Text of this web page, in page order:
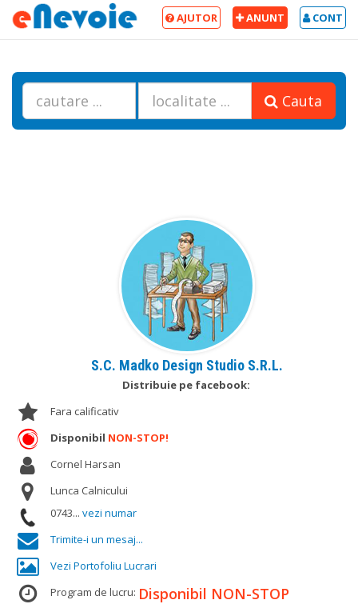
CONT
ANUNT
AJUTOR
Cauta
S.C. Madko Design Studio S.R.L.
Distribuie pe facebook:
Fara calificativ
Disponibil NON-STOP!
Cornel Harsan
Lunca Calnicului
0743... vezi numar
Trimite-i un mesaj...
Vezi Portofoliu Lucrari
Program de lucru: Disponibil NON-STOP